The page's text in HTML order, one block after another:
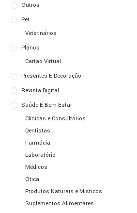
Outros
Pet
Veterinários
Planos
Cartão Virtual
Presentes E Decoração
Revista Digital
Saúde E Bem Estar
Clínicas e Consultórios
Dentistas
Farmácia
Laboratório
Médicos
Ótica
Produtos Naturais e Místicos
Suplementos Alimentares